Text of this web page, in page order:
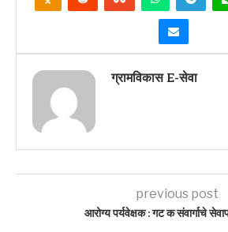
ग्रामविकास E-सेवा
previous post
आरोग्य पर्यवेक्षक : गट क संवार्गाचे